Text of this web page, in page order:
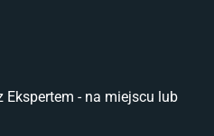
- na miejscu lub